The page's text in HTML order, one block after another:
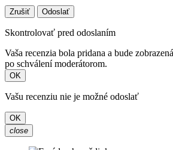
*Povinné polia
Zrušiť Odoslať
Skontrolovať pred odoslaním
Vaša recenzia bola pridana a bude zobrazená
po schválení moderátorom.
OK
Vašu recenziu nie je možné odoslať
OK